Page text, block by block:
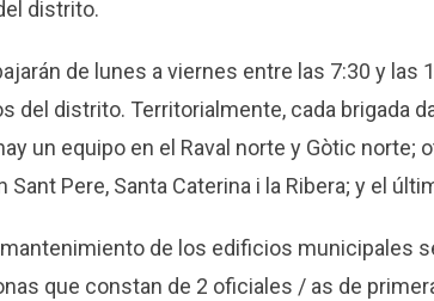
distrito.
de lunes a viernes entre las 7:30 y las
del distrito. Territorialmente, cada brigada
un equipo en el Raval norte y Gòtic norte;
Sant Pere, Santa Caterina i la Ribera; y el
de los edificios municipales
que constan de 2 oficiales / as de